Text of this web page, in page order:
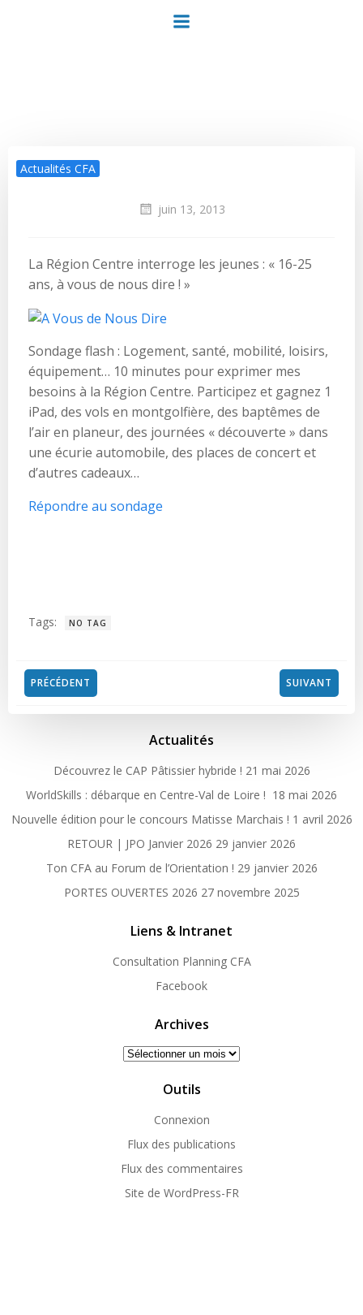
au
Actualités CFA
juin 13, 2013
La Région Centre interroge les jeunes : « 16-25
ans, à vous de nous dire ! »
Sondage flash : Logement, santé, mobilité, loisirs,
équipement… 10 minutes pour exprimer mes
besoins à la Région Centre. Participez et gagnez 1
iPad, des vols en montgolfière, des baptêmes de
l’air en planeur, des journées « découverte » dans
une écurie automobile, des places de concert et
d’autres cadeaux…
Répondre au sondage
Tags: NO TAG
Post
navigation
PRÉCÉDENT
navigation
SUIVANT
Actualités
Découvrez le CAP Pâtissier hybride ! 21 mai 2026
WorldSkills : débarque en Centre-Val de Loire ! 18 mai 2026
Nouvelle édition pour le concours Matisse Marchais ! 1 avril 2026
RETOUR | JPO Janvier 2026 29 janvier 2026
Ton CFA au Forum de l’Orientation ! 29 janvier 2026
PORTES OUVERTES 2026 27 novembre 2025
Liens & Intranet
Consultation Planning CFA
Facebook
Archives
Archives
Outils
Connexion
Flux des publications
Flux des commentaires
Site de WordPress-FR